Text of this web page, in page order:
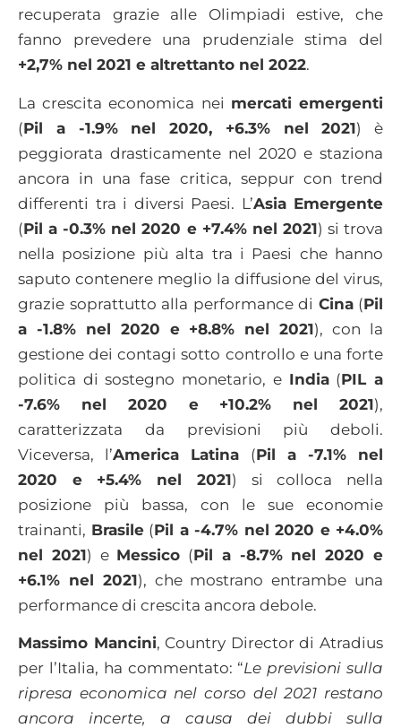
recuperata grazie alle Olimpiadi estive, che
fanno prevedere una prudenziale stima del
+2,7% nel 2021 e altrettanto nel 2022.
La crescita economica nei mercati emergenti
(Pil a -1.9% nel 2020, +6.3% nel 2021) è
peggiorata drasticamente nel 2020 e staziona
ancora in una fase critica, seppur con trend
differenti tra i diversi Paesi. L’Asia Emergente
(Pil a -0.3% nel 2020 e +7.4% nel 2021) si trova
nella posizione più alta tra i Paesi che hanno
saputo contenere meglio la diffusione del virus,
grazie soprattutto alla performance di Cina(Pil
a -1.8% nel 2020 e +8.8% nel 2021), con la
gestione dei contagi sotto controllo e una forte
politica di sostegno monetario, e India(PIL a
-7.6% nel 2020 e +10.2% nel 2021),
caratterizzata da previsioni più deboli.
Viceversa, l’America Latina (Pil a -7.1% nel
2020 e +5.4% nel 2021) si colloca nella
posizione più bassa, con le sue economie
trainanti, Brasile(Pil a -4.7% nel 2020 e +4.0%
nel 2021) e Messico (Pil a -8.7% nel 2020 e
+6.1% nel 2021), che mostrano entrambe una
performance di crescita ancora debole.
Massimo Mancini, Country Director di Atradius
per l’Italia, ha commentato: “Le previsioni sulla
ripresa economica nel corso del 2021 restano
ancora incerte, a causa dei dubbi sulla